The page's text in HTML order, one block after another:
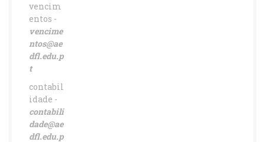
vencim
entos -
vencime
ntos@ae
dfl.edu.p
t
contabil
idade -
contabili
dade@ae
dfl.edu.p